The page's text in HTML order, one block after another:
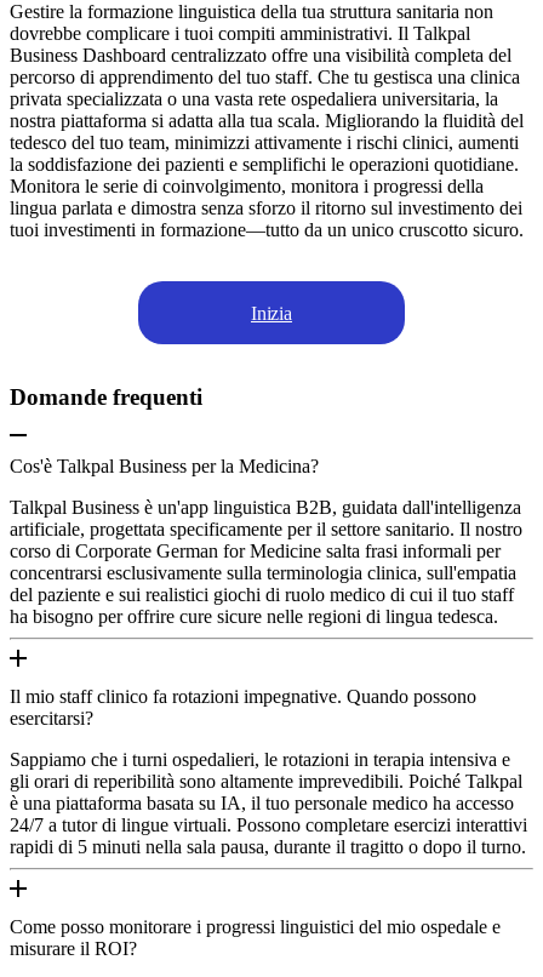
Gestire la formazione linguistica della tua struttura sanitaria non
dovrebbe complicare i tuoi compiti amministrativi. Il Talkpal
Business Dashboard centralizzato offre una visibilità completa del
percorso di apprendimento del tuo staff. Che tu gestisca una clinica
privata specializzata o una vasta rete ospedaliera universitaria, la
nostra piattaforma si adatta alla tua scala. Migliorando la fluidità del
tedesco del tuo team, minimizzi attivamente i rischi clinici, aumenti
la soddisfazione dei pazienti e semplifichi le operazioni quotidiane.
Monitora le serie di coinvolgimento, monitora i progressi della
lingua parlata e dimostra senza sforzo il ritorno sul investimento dei
tuoi investimenti in formazione—tutto da un unico cruscotto sicuro.
Inizia
Domande frequenti
Cos'è Talkpal Business per la Medicina?
Talkpal Business è un'app linguistica B2B, guidata dall'intelligenza
artificiale, progettata specificamente per il settore sanitario. Il nostro
corso di Corporate German for Medicine salta frasi informali per
concentrarsi esclusivamente sulla terminologia clinica, sull'empatia
del paziente e sui realistici giochi di ruolo medico di cui il tuo staff
ha bisogno per offrire cure sicure nelle regioni di lingua tedesca.
Il mio staff clinico fa rotazioni impegnative. Quando possono
esercitarsi?
Sappiamo che i turni ospedalieri, le rotazioni in terapia intensiva e
gli orari di reperibilità sono altamente imprevedibili. Poiché Talkpal
è una piattaforma basata su IA, il tuo personale medico ha accesso
24/7 a tutor di lingue virtuali. Possono completare esercizi interattivi
rapidi di 5 minuti nella sala pausa, durante il tragitto o dopo il turno.
Come posso monitorare i progressi linguistici del mio ospedale e
misurare il ROI?